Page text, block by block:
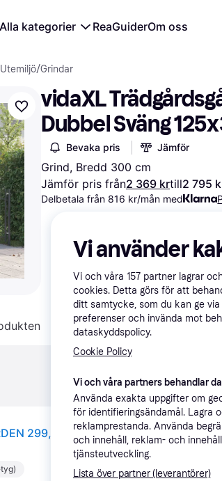
Alla kategorier ReaGuiderOm oss
/Grindar
vidaXL
Dubbel Sväng
Bevaka pris Jämför
Grind, Bredd 300 cm
Jämför pris från2 369 krtill2 795
Delbetala från 816 kr/mån med
Specifikationer
299,5 x 174,5 cm Stål Grå Låsbar
Vi använder
Vi och våra 157 partner lagrar
cookies. Detta görs för att
ditt samtycke, som du kan ge
preferenser och invända mot
dataskyddspolicy.
Cookie Policy
Vi och våra partners behandlar
Använda exakta uppgifter om
för identifieringsändamål. Lagra
reklamprestanda. Använda
och innehåll, reklam- och
tjänsteutveckling.
Lista över partner (leverantörer)